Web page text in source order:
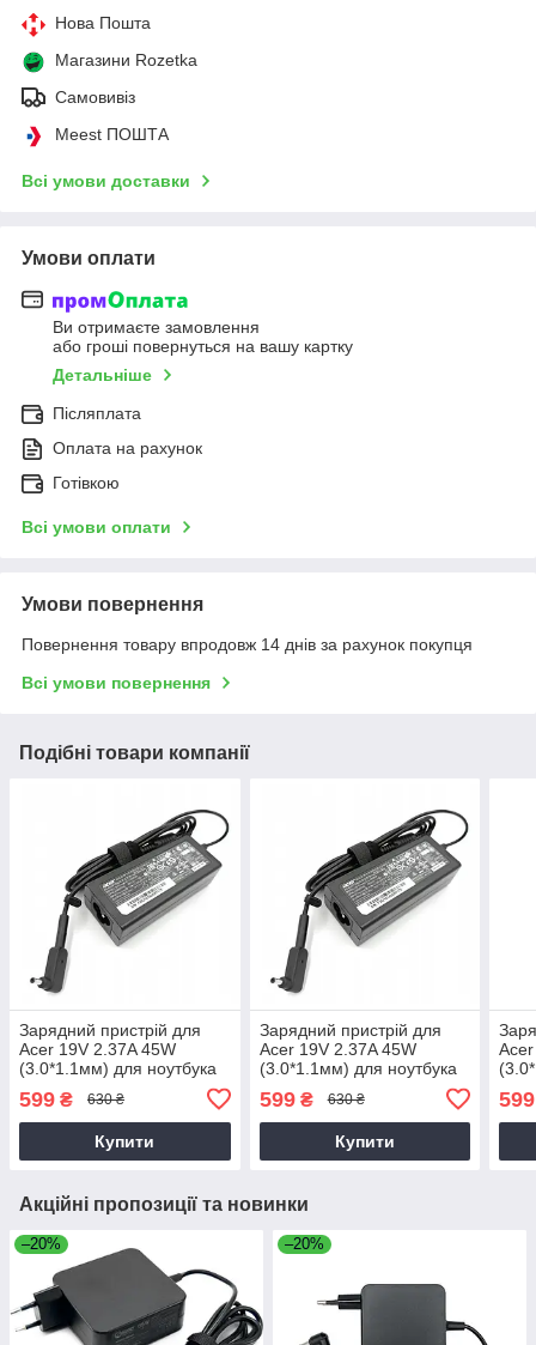
Нова Пошта
Магазини Rozetka
Самовивіз
Meest ПОШТА
Всі умови доставки
Умови оплати
Ви отримаєте замовлення
або гроші повернуться на вашу картку
Детальніше
Післяплата
Оплата на рахунок
Готівкою
Всі умови оплати
Умови повернення
Повернення товару впродовж 14 днів за рахунок покупця
Всі умови повернення
Подібні товари компанії
Зарядний пристрій для
Acer 19V 2.37A 45W
(3.0*1.1мм) для ноутбука
599 ₴ 630 ₴
Купити
Зарядний пристрій для
Acer 19V 2.37A 45W
(3.0*1.1мм) для ноутбука
599₴ 630 ₴
Купити
599
Акційні пропозиції та новинки
–20% –20%